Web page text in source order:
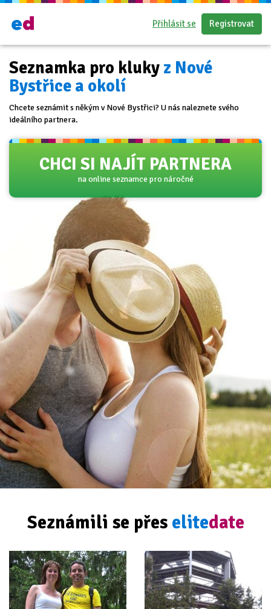
Přihlásit se Registrovat
Seznamka pro kluky z Nové
Bystřice a okolí
Chcete seznámit s někým v Nové Bystřici? U nás naleznete svého
ideálního partnera.
CHCI SI NAJÍT PARTNERA
na online seznamce pro náročné
Seznámili se přes elitedate